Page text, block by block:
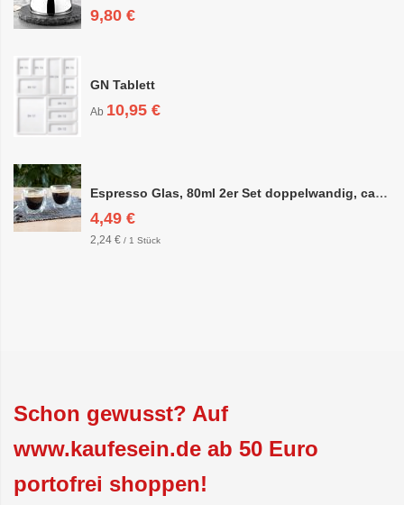
9,80 €
GN Tablett
Ab 10,95 €
Espresso Glas, 80ml 2er Set doppelwandig, ca. 6,3 x 6,4cm
4,49 €
2,24 € / 1 Stück
Schon gewusst? Auf
www.kaufesein.de ab 50 Euro
portofrei shoppen!